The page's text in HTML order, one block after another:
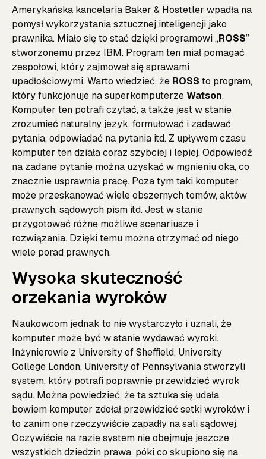
Amerykańska kancelaria Baker & Hostetler wpadła na
pomysł wykorzystania sztucznej inteligencji jako
prawnika. Miało się to stać dzięki programowi „ROSS”
stworzonemu przez IBM. Program ten miał pomagać
zespołowi, który zajmował się sprawami
upadłościowymi. Warto wiedzieć, że ROSS to program,
który funkcjonuje na superkomputerzeWatson.
Komputer ten potrafi czytać, a także jest w stanie
zrozumieć naturalny jezyk, formułować i zadawać
pytania, odpowiadać na pytania itd. Z upływem czasu
komputer ten działa coraz szybciej i lepiej. Odpowiedź
na zadane pytanie można uzyskać w mgnieniu oka, co
znacznie usprawnia pracę. Poza tym taki komputer
może przeskanować wiele obszernych tomów, aktów
prawnych, sądowych pism itd. Jest w stanie
przygotować różne możliwe scenariusze i
rozwiązania. Dzięki temu można otrzymać od niego
wiele porad prawnych.
Wysoka skuteczność
orzekania wyroków
Naukowcom jednak to nie wystarczyło i uznali, że
komputer może być w stanie wydawać wyroki.
Inżynierowie z University of Sheffield, University
College London, University of Pennsylvania stworzyli
system, który potrafi poprawnie przewidzieć wyrok
sądu. Można powiedzieć, że ta sztuka się udała,
bowiem komputer zdołał przewidzieć setki wyroków i
to zanim one rzeczywiście zapadły na sali sądowej.
Oczywiście na razie system nie obejmuje jeszcze
wszystkich dziedzin prawa, póki co skupiono się na